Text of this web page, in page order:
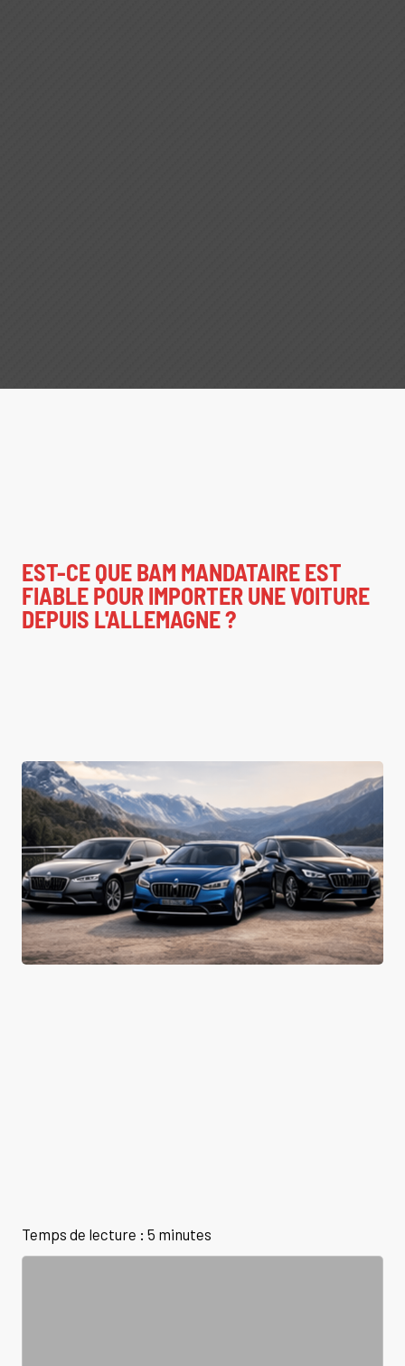
EST-CE QUE BAM MANDATAIRE EST
FIABLE POUR IMPORTER UNE VOITURE
DEPUIS L'ALLEMAGNE ?
Temps de lecture : 5 minutes